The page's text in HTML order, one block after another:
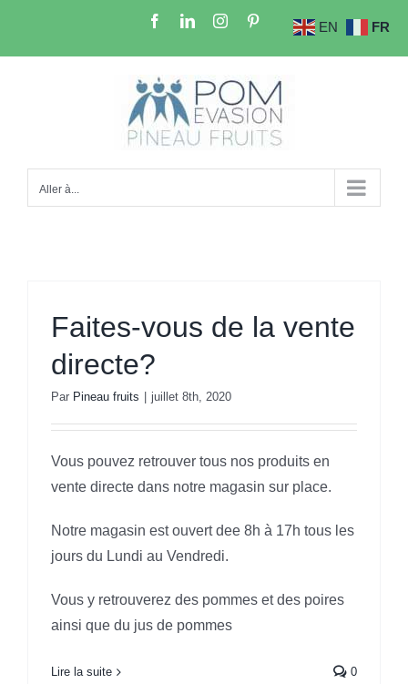
FacebookLinkedInInstagramPinterest
Aller à...
Faites-vous de la vente
directe?
Par Pineau fruits juillet 8th, 2020
Vous pouvez retrouver tous nos produits en
vente directe dans notre magasin sur place.
Notre magasin est ouvert dee 8h à 17h tous les
jours du Lundi au Vendredi.
Vous y retrouverez des pommes et des poires
ainsi que du jus de pommes
Lire la suite 0
EN FR